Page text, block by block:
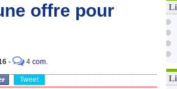
offre pour
- 4 com.
Tweet